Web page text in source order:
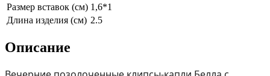
Размер вставок (см) 1,6*1
Длина изделия (см) 2.5
Описание